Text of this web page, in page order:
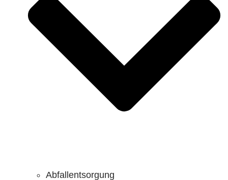
Abfallentsorgung